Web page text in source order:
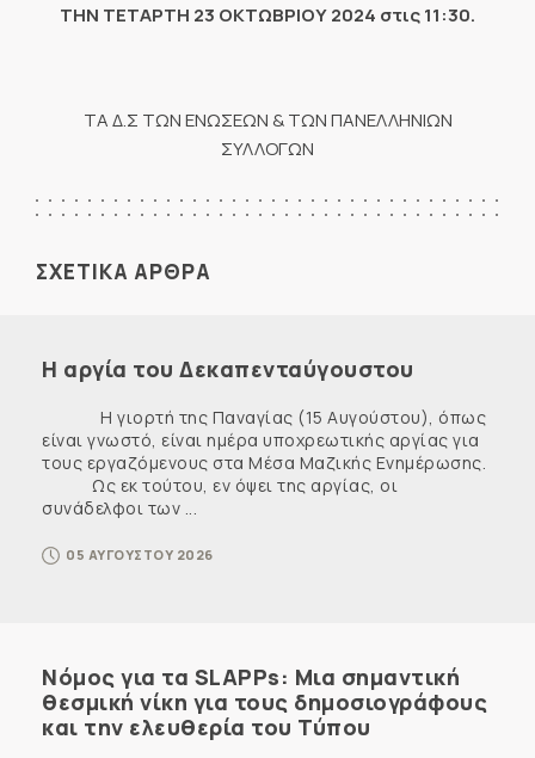
ΤΗΝ ΤΕΤΑΡΤΗ 23 ΟΚΤΩΒΡΙΟΥ 2024 στις 11:30.
TA Δ.Σ ΤΩΝ ΕΝΩΣΕΩΝ & ΤΩΝ ΠΑΝΕΛΛΗΝΙΩΝ
ΣΥΛΛΟΓΩΝ
ΣΧΕΤΙΚΑ ΑΡΘΡΑ
Η αργία του Δεκαπενταύγουστου
Η γιορτή της Παναγίας (15 Αυγούστου), όπως
είναι γνωστό, είναι ημέρα υποχρεωτικής αργίας για
τους εργαζόμενους στα Μέσα Μαζικής Ενημέρωσης.
Ως εκ τούτου, εν όψει της αργίας, οι
συνάδελφοι των ...
05 ΑΥΓΟΥΣΤΟΥ 2026
Νόμος για τα SLAPPs: Μια σημαντική
θεσμική νίκη για τους δημοσιογράφους
και την ελευθερία του Τύπου